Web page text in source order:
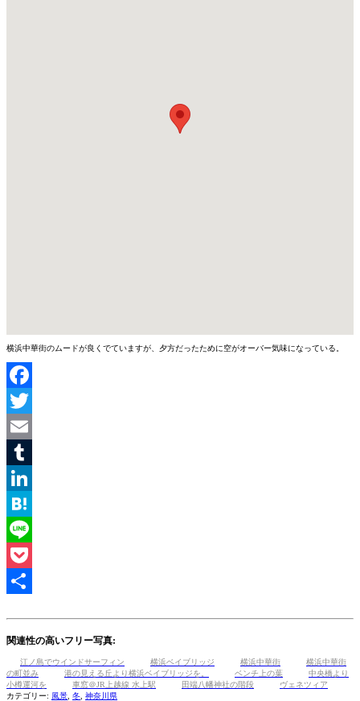
横浜中華街のムードが良くでていますが、夕方だったために空がオーバー気味になっている。
Facebook
Twitter
Email
Tumblr
LinkedIn
Hatena
Line
Pocket
関連性の高いフリー写真:
江ノ島でウインドサーフィン 横浜ベイブリッジ 横浜中華街
横浜中華街
の町並み
港の見える丘より横浜ベイブリッジを。 ベンチ上の葉
中央橋より
小樽運河を
車窓＠JR上越線 水上駅 田端八幡神社の階段
ヴェネツィア
カテゴリー: 風景 冬 神奈川県